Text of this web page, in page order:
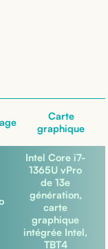
Carte
graphique
Intel Core i7-
1365U vPro
de 13e
génération,
carte
graphique
intégrée Intel,
TBT4